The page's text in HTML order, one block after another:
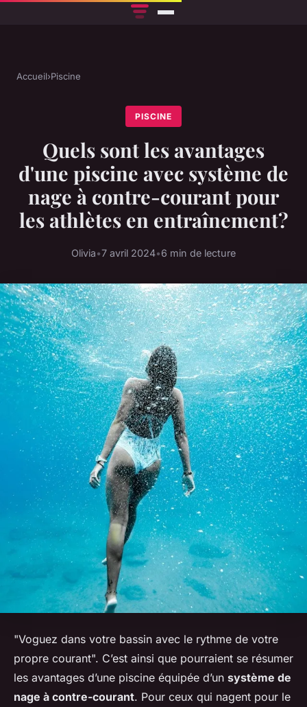
Accueil›Piscine
PISCINE
Quels sont les avantages
d'une piscine avec système de
nage à contre-courant pour
les athlètes en entraînement?
Olivia•7 avril 2024•6 min de lecture
"Voguez dans votre bassin avec le rythme de votre
propre courant". C’est ainsi que pourraient se résumer
les avantages d’une piscine équipée d’un système de
nage à contre-courant. Pour ceux qui nagent pour le